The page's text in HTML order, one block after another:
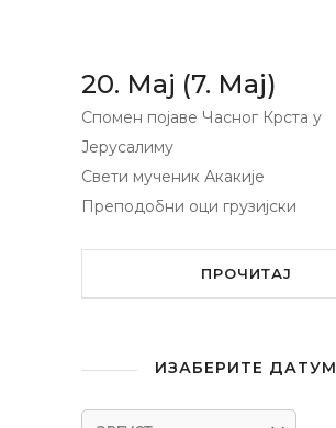
20. Мај (7. Мај)
Спомен појаве Часног Крста у
Јерусалиму
Свети мученик Акакије
Преподобни оци грузијски
ПРОЧИТАЈ
ИЗАБЕРИТЕ ДАТУМ